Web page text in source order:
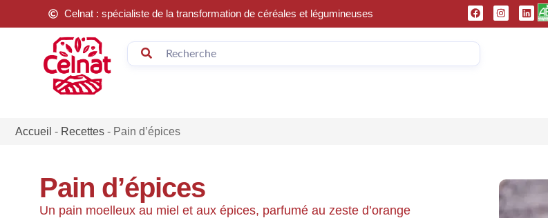
Celnat : spécialiste de la transformation de céréales et légumineuses
Accueil - Recettes - Pain d’épices
Pain d’épices
Un pain moelleux au miel et aux épices, parfumé au zeste d’orange